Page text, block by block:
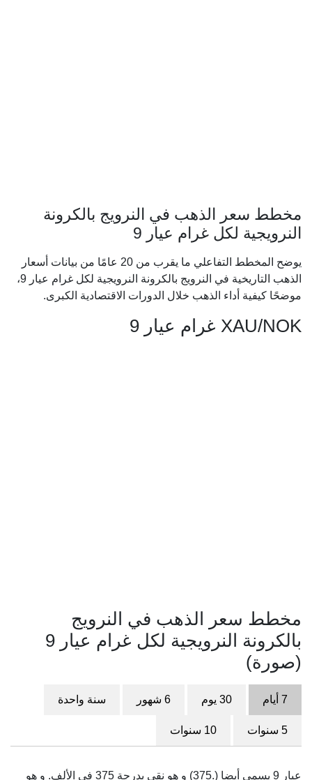
مخطط سعر الذهب في النرويج بالكرونة
النرويجية لكل غرام عيار 9
يوضح المخطط التفاعلي ما يقرب من 20 عامًا من بيانات أسعار
الذهب التاريخية في النرويج بالكرونة النرويجية لكل غرام عيار 9،
موضحًا كيفية أداء الذهب خلال الدورات الاقتصادية الكبرى.
XAU/NOK غرام عيار 9
مخطط سعر الذهب في النرويج
بالكرونة النرويجية لكل غرام عيار 9
(صورة)
7 أيام 30 يوم 6 شهور سنة واحدة
5 سنوات 10 سنوات
عيار 9 يسمى أيضا (.375) و هو نقي بدرجة 375 في الألف. و هو